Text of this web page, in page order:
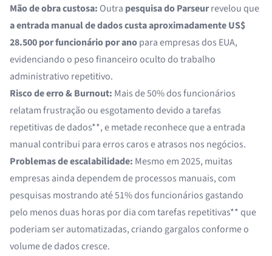
Mão de obra custosa: Outra pesquisa do Parseurrevelou que
a entrada manual de dados custa aproximadamenteUS$
28.500 por funcionário por anopara empresas dos EUA,
evidenciando o peso financeiro oculto do trabalho
administrativo repetitivo.
Risco de erro & Burnout: Mais de50% dos funcionários
relatam frustração ou esgotamento devido a tarefas
repetitivas de dados**, e metade reconhece que a entrada
manual contribui para erros caros e atrasos nos negócios.
Problemas de escalabilidade: Mesmo em 2025, muitas
empresas ainda dependem de processos manuais, com
pesquisas mostrando até 51% dos funcionários gastando
pelo menos duas horas por dia com tarefas repetitivas** que
poderiam ser automatizadas, criando gargalos conforme o
volume de dados cresce.